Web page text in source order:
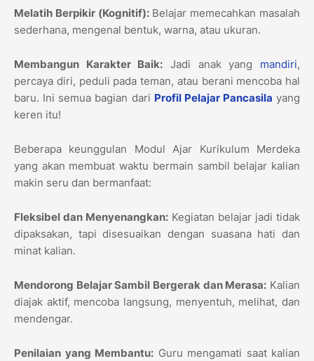
Melatih Berpikir (Kognitif):Belajar memecahkan masalah
sederhana, mengenal bentuk, warna, atau ukuran.
Membangun Karakter Baik: Jadi anak yang mandiri,
percaya diri, peduli pada teman, atau berani mencoba hal
baru. Ini semua bagian dari Profil Pelajar Pancasila yang
keren itu!
Beberapa keunggulan Modul Ajar Kurikulum Merdeka
yang akan membuat waktu bermain sambil belajar kalian
makin seru dan bermanfaat:
Fleksibel dan Menyenangkan: Kegiatan belajar jadi tidak
dipaksakan, tapi disesuaikan dengan suasana hati dan
minat kalian.
Mendorong Belajar Sambil Bergerak dan Merasa: Kalian
diajak aktif, mencoba langsung, menyentuh, melihat, dan
mendengar.
Penilaian yang Membantu: Guru mengamati saat kalian